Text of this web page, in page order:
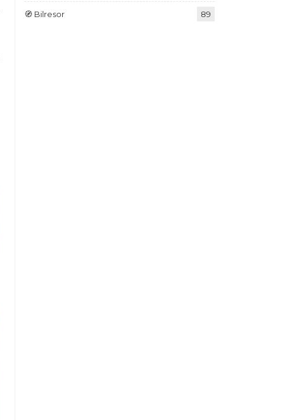
🧭 Bilresor 89